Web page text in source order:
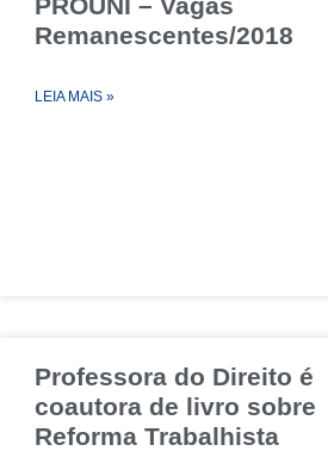
Remanescentes/2018
LEIA MAIS »
Professora do Direito é
coautora de livro sobre
Reforma Trabalhista